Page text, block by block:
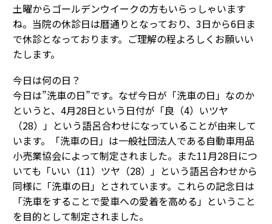
土曜からゴールデンウイークの方もいらっしゃいます
ね。当院の休診日は暦通りとなっており、3日から6日ま
で休診となっております。ご理解の程よろしくお願いい
たします。
今日は何の日？
今日は”洗車の日”です。なぜ今日が「洗車の日」なのか
というと、4月28日という日付が「良（4）いツヤ
（28）」という語呂合わせになっていることが由来して
います。「洗車の日」は一般社団法人である自動車用品
小売業協会によって制定されました。また11月28日につ
いても「いい（11）ツヤ（28）」という語呂合わせから
同様に「洗車の日」とされています。これらの記念日は
「洗車をすることで愛車への愛着を高める」ということ
を目的として制定されました。